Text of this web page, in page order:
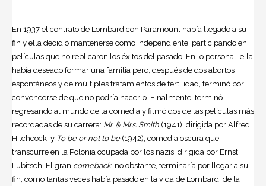
En 1937 el contrato de Lombard con Paramount había llegado a su
fin y ella decidió mantenerse como independiente, participando en
películas que no replicaron los éxitos del pasado. En lo personal, ella
había deseado formar una familia pero, después de dos abortos
espontáneos y de múltiples tratamientos de fertilidad, terminó por
convencerse de que no podría hacerlo. Finalmente, terminó
regresando al mundo de la comedia y filmó dos de las películas más
recordadas de su carrera: Mr. & Mrs. Smith (1941), dirigida por Alfred
Hitchcock, y To be or not to be (1942), comedia oscura que
transcurre en la Polonia ocupada por los nazis, dirigida por Ernst
Lubitsch. El gran comeback, no obstante, terminaría por llegar a su
fin, como tantas veces había pasado en la vida de Lombard, de la